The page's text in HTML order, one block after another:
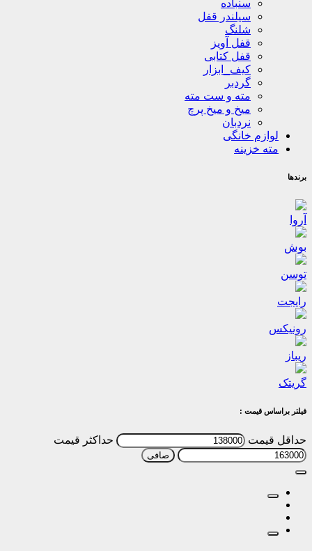
سنباده
سیلندر قفل
شلنگ
قفل آویز
قفل کتابی
کیف_ابزار
گردبر
مته و ست مته
میخ و میخ پرچ
نردبان
لوازم خانگی
مته خزینه
برندها
آروا
بوش
توسن
رایجت
رونیکس
ریباز
گریتک
فیلتر براساس قیمت :
حداقل قیمت حداكثر قيمت
صافی